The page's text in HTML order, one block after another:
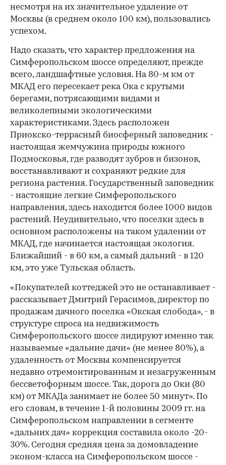
несмотря на их значительное удаление от
Москвы (в среднем около 100 км), пользовались
успехом.
Надо сказать, что характер предложения на
Симферопольском шоссе определяют, прежде
всего, ландшафтные условия. На 80-м км от
МКАД его пересекает река Ока с крутыми
берегами, потрясающими видами и
великолепными экологическими
характеристиками. Здесь расположен
Приокско-террасный биосферный заповедник -
настоящая жемчужина природы южного
Подмосковья, где разводят зубров и бизонов,
восстанавливают и сохраняют редкие для
региона растения. Государственный заповедник
- настоящие легкие Симферопольского
направления, здесь находится более 1000 видов
растений. Неудивительно, что поселки здесь в
основном расположены на таком удалении от
МКАД, где начинается настоящая экология.
Ближайший - в 60 км, а самый дальний - в 120
км, это уже Тульская область.
«Покупателей коттеджей это не останавливает -
рассказывает Дмитрий Герасимов, директор по
продажам дачного поселка «Окская слобода», - в
структуре спроса на недвижимость
Симферопольского шоссе лидируют именно так
называемые «дальние дачи» (не менее 80%), а
удаленность от Москвы компенсируется
недавно отремонтированным и незагруженным
бессветофорным шоссе. Так, дорога до Оки (80
км) от МКАДа занимает не более 50 минут». По
его словам, в течение 1-й половины 2009 гг. на
Симферопольском направлении в сегменте
«дальних дач» коррекция составила около -20-
30%. Сегодня средняя цена за домовладение
эконом-класса на Симферопольском шоссе -